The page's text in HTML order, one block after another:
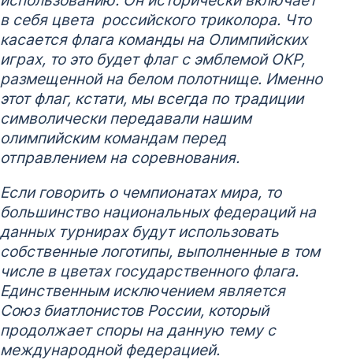
в себя цвета российского триколора. Что
касается флага команды на Олимпийских
играх, то это будет флаг с эмблемой ОКР,
размещенной на белом полотнище. Именно
этот флаг, кстати, мы всегда по традиции
символически передавали нашим
олимпийским командам перед
отправлением на соревнования.
Если говорить о чемпионатах мира, то
большинство национальных федераций на
данных турнирах будут использовать
собственные логотипы, выполненные в том
числе в цветах государственного флага.
Единственным исключением является
Союз биатлонистов России, который
продолжает споры на данную тему с
международной федерацией.